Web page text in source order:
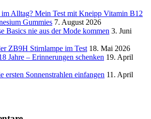
Alltag? Mein Test mit Kneipp Vitamin B12
Gummies 7. August 2026
Basics nie aus der Mode kommen 3. Juni
ZB9H Stirnlampe im Test 18. Mai 2026
Jahre – Erinnerungen schenken 19. April
ersten Sonnenstrahlen einfangen 11. April